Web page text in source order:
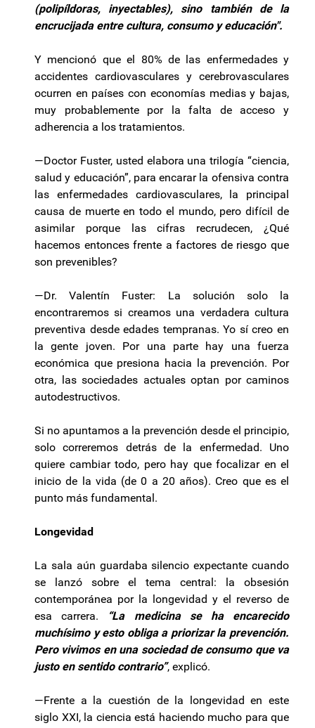
(polipíldoras, inyectables), sino también de la
encrucijada entre cultura, consumo y educación".
Y mencionó que el 80% de las enfermedades y
accidentes cardiovasculares y cerebrovasculares
ocurren en países con economías medias y bajas,
muy probablemente por la falta de acceso y
adherencia a los tratamientos.
—Doctor Fuster, usted elabora una trilogía “ciencia,
salud y educación”, para encarar la ofensiva contra
las enfermedades cardiovasculares, la principal
causa de muerte en todo el mundo, pero difícil de
asimilar porque las cifras recrudecen, ¿Qué
hacemos entonces frente a factores de riesgo que
son prevenibles?
—Dr. Valentín Fuster: La solución solo la
encontraremos si creamos una verdadera cultura
preventiva desde edades tempranas. Yo sí creo en
la gente joven. Por una parte hay una fuerza
económica que presiona hacia la prevención. Por
otra, las sociedades actuales optan por caminos
autodestructivos.
Si no apuntamos a la prevención desde el principio,
solo correremos detrás de la enfermedad. Uno
quiere cambiar todo, pero hay que focalizar en el
inicio de la vida (de 0 a 20 años). Creo que es el
punto más fundamental.
Longevidad
La sala aún guardaba silencio expectante cuando
se lanzó sobre el tema central: la obsesión
contemporánea por la longevidad y el reverso de
esa carrera.
“La medicina se ha encarecido
muchísimo y esto obliga a priorizar la prevención.
Pero vivimos en una sociedad de consumo que va
justo en sentido contrario”, explicó.
—Frente a la cuestión de la longevidad en este
siglo XXI, la ciencia está haciendo mucho para que